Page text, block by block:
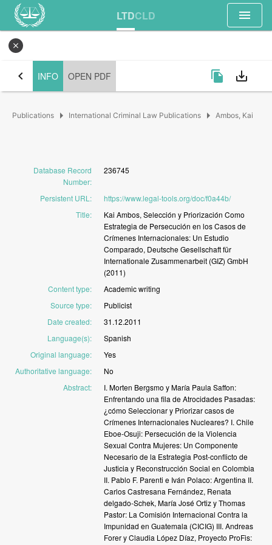
LTDCLD menu
close
chevron_left INFO OPEN PDF file_copy save_alt
Publications arrow_right International Criminal Law Publications arrow_right Ambos, Kai
Database Record
Number:
236745
Persistent URL :
https://www.legal-tools.org/doc/f0a44b/
Title: Kai Ambos, Selección y Priorización Como
Estrategia de Persecución en losCasosde
Crímenes Internacionales: Un Estudio
Comparado, DeutscheGesellschaftfür
InternationaleZusammenarbeit (GIZ) GmbH
(2011)
Content type: Academicwriting
Source type:
Publicist
Date created:
31.12.2011
Language(s):
Spanish
Original language:
Yes
Authoritative language:
No
Abstract: I. Morten Bergsmo yMaría Paula Saffon:
Enfrentando una fila deAtrocidades Pasadas:
¿cómo Seleccionary Priorizarcasosde
Crímenes Internacionales Nucleares? I. Chile
Eboe-Osuji: Persecución dela Violencia
Sexual Contra Mujeres: Un Componente
Necesario dela Estrategia Post-conflicto de
Justicia y Reconstrucción Social en Colombia
II. Pablo F. Parenti e Iván Polaco:Argentina II.
CarlosCastresana Fernández, Renata
delgado-Schek, María JoséOrtizyThomas
Pastor: La Comisión Internacional Contra la
Impunidad en Guatemala (CICIG) III. Andreas
ForeryClaudia López Díaz, Proyecto ProFis: